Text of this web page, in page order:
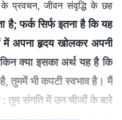
प्रवचन, जीवन संवृद्धि के छह
है; फर्क सिर्फ इतना है कि यह
में अपना हृदय खोलकर अपनी
क्या इसका अर्थ यह है कि
तुममें भी कपटी स्वभाव है। मैं
: तुम संगति में उन चीजों के बारे